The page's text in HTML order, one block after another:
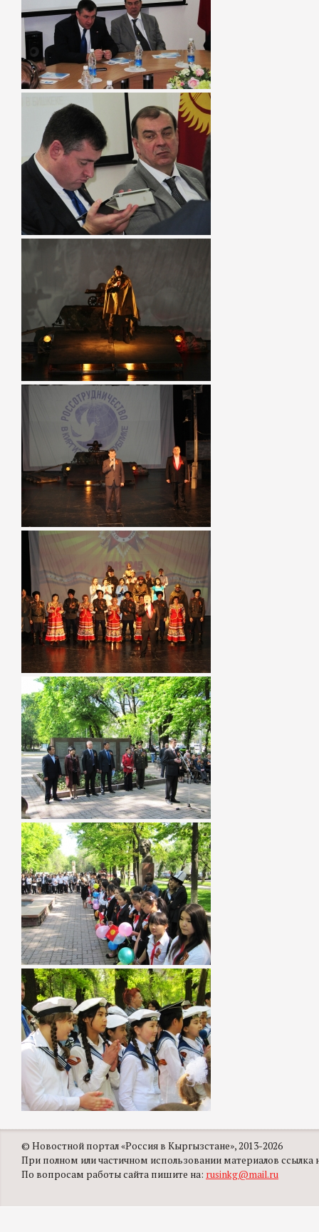
© Новостной портал «Россия в Кыргызстане», 2013-2026
При полном или частичном использовании материалов ссылка
По вопросам работы сайта пишите на: rusinkg@mail.ru